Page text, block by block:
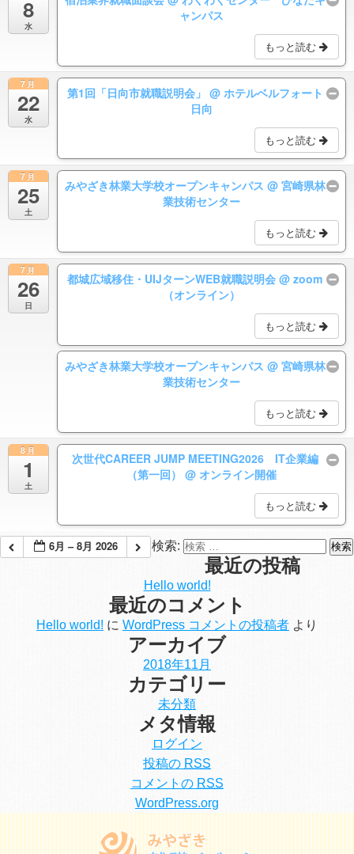
8
水
ャンパス
もっと読む
7月
22
水
第1回「日向市就職説明会」 @ ホテルベルフォート
日向
もっと読む
7月
25
土
みやざき林業大学校オープンキャンパス @ 宮崎県林
業技術センター
もっと読む
7月
26
日
都城広域移住・UIJターンWEB就職説明会@ zoom
（オンライン）
もっと読む
みやざき林業大学校オープンキャンパス @ 宮崎県林
業技術センター
もっと読む
8月
1
土
次世代CAREER JUMP MEETING2026 IT企業編
（第一回） @ オンライン開催
もっと読む
6月 – 8月 2026 検索:
最近の投稿
Hello world!
最近のコメント
Hello world! に WordPress コメントの投稿者 より
アーカイブ
2018年11月
カテゴリー
未分類
メタ情報
ログイン
投稿の RSS
コメントの RSS
WordPress.org